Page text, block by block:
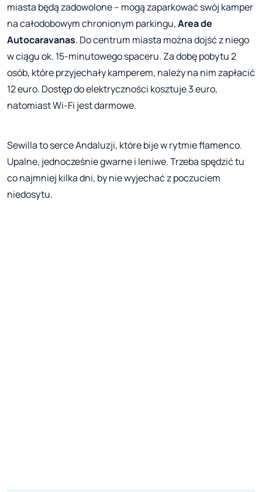
miasta będą zadowolone – mogą zaparkować swój kamper
na całodobowym chronionym parkingu,Area de
Autocaravanas. Do centrum miasta można dojść z niego
w ciągu ok. 15-minutowego spaceru. Za dobę pobytu 2
osób, które przyjechały kamperem, należy na nim zapłacić
12 euro. Dostęp do elektryczności kosztuje 3 euro,
natomiast Wi-Fi jest darmowe.
Sewilla to serce Andaluzji, które bije w rytmie flamenco.
Upalne, jednocześnie gwarne i leniwe. Trzeba spędzić tu
co najmniej kilka dni, by nie wyjechać z poczuciem
niedosytu.